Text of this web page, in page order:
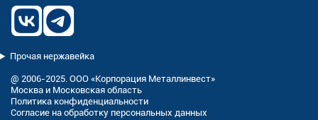
Прочая нержавейка
@ 2006-2025. ООО «Корпорация Металлинвест»
Москва и Московская область
Политика конфиденциальности
Согласие на обработку персональных данных